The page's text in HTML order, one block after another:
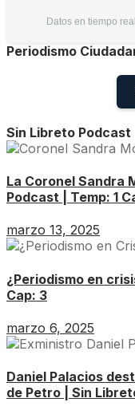
Datos en tiempo
Periodismo
Sin Libreto Podcast
La Coronel Sandra
Podcast | Temp: 1
marzo 13, 2025
¿Periodismo en
Cap: 3
marzo 6, 2025
Daniel Palacios
de Petro | Sin